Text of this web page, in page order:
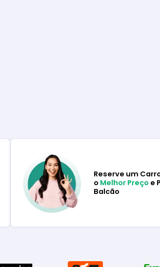
Reserve um
o Melhor Preço e
Balcão